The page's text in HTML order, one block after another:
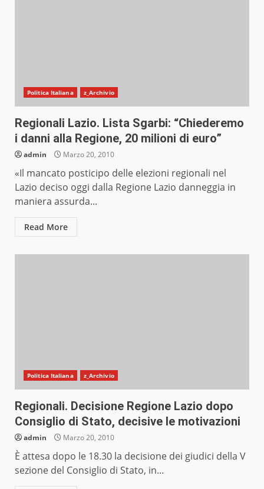
Politica Italiana z_Archivio
Regionali Lazio. Lista Sgarbi: “Chiederemo
i danni alla Regione, 20 milioni di euro”
admin Marzo 20, 2010
«Il mancato posticipo delle elezioni regionali nel
Lazio deciso oggi dalla Regione Lazio danneggia in
maniera assurda...
Read More
Politica Italiana z_Archivio
Regionali. Decisione Regione Lazio dopo
Consiglio di Stato, decisive le motivazioni
admin Marzo 20, 2010
È attesa dopo le 18.30 la decisione dei giudici della V
sezione del Consiglio di Stato, in...